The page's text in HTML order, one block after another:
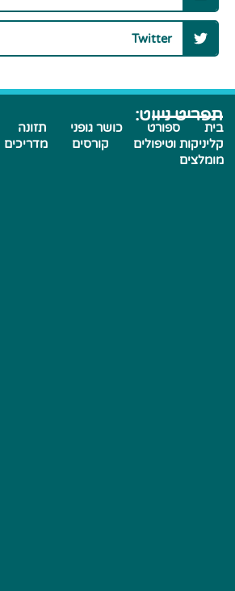
Twitter
תפריט ניווט:
בית ספורט כושר גופני תזונה
קליניקות וטיפולים
קורסים מדריכים
מומלצים